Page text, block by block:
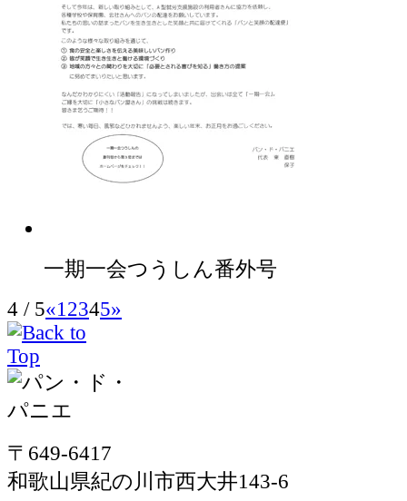
一期一会つうしん番外号
4 / 5«1 2345»
〒649-6417
和歌山県紀の川市西大井143-6